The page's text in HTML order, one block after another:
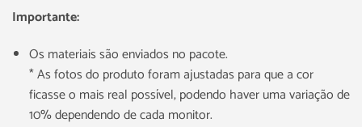
Importante:
Os materiais são enviados no pacote.
* As fotos do produto foram ajustadas para que a cor
ficasse o mais real possível, podendo haver uma variação de
10% dependendo de cada monitor.